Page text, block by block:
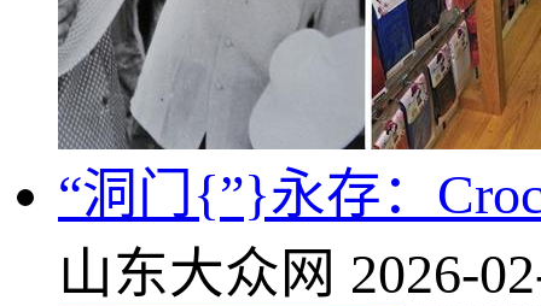
“洞门{”}永存：
山东大众网 2026-